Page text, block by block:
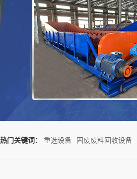
热门关键词： 重选设备 固废废料回收设备